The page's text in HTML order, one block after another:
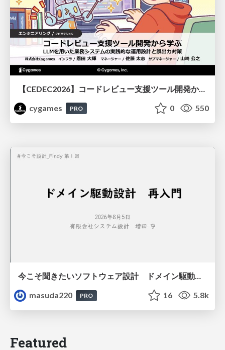
【CEDEC2026】コードレビュー支援ツール開発から学ぶ：LLMを用いた業務システムの実践的な運用設計と誤出力対策
cygames
PRO 0 550
今こそ聞きたいソフトウェア設計 ドメイン駆動設計再入門
masuda220
PRO 16 5.8k
Featured